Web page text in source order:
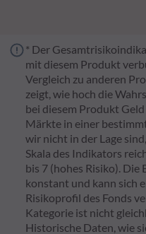
* Der
mit diesem Produkt
Vergleich zu anderen
zeigt, wie hoch die
bei diesem Produkt
Märkte in einer
wir nicht in der Lage
Skala des Indikators
bis 7 (hohes Risiko).
konstant und kann sich
Risikoprofil des Fonds
Kategorie ist nicht
Historische Daten, wie